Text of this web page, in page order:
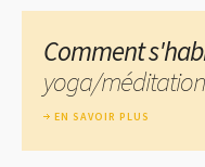
Comment
yoga/
EN SAVOIR PLUS